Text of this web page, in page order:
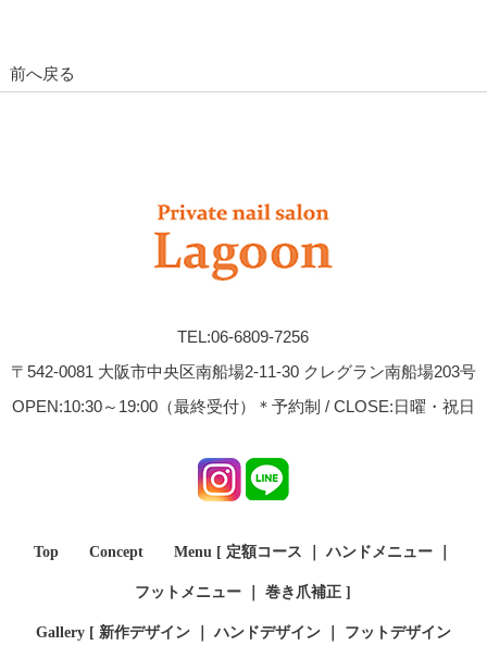
前へ戻る
TEL:06-6809-7256
〒542-0081 大阪市中央区南船場2-11-30 クレグラン南船場203号
OPEN:10:30～19:00（最終受付）＊予約制 / CLOSE:日曜・祝日
Top Concept Menu [ 定額コース ｜ハンドメニュー
フットメニュー ｜巻き爪補正 ]
Gallery [ 新作デザイン｜ハンドデザイン｜ フットデザイン